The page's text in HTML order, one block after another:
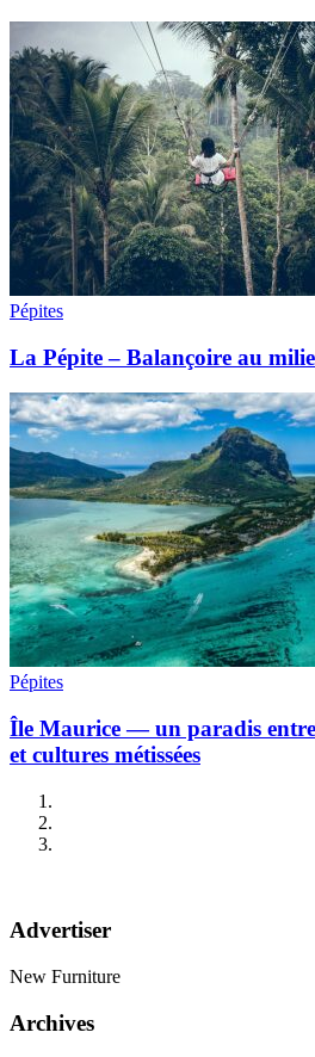
Pépites
La Pépite – Balançoire au
Pépites
Île Maurice — un paradis
et cultures métissées
Advertiser
New Furniture
Archives